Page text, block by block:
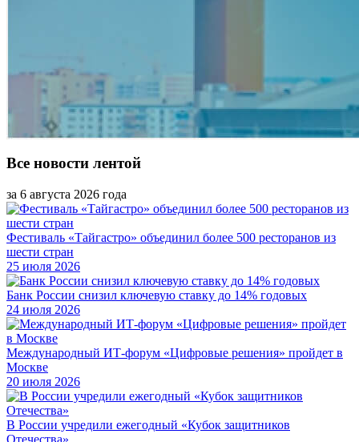
Все новости лентой
за 6 августа 2026 года
Фестиваль «Тайгастро» объединил более 500 ресторанов из
шести стран
25 июля 2026
Банк России снизил ключевую ставку до 14% годовых
24 июля 2026
Международный ИТ-форум «Цифровые решения» пройдет в
Москве
20 июля 2026
В России учредили ежегодный «Кубок защитников
Отечества»